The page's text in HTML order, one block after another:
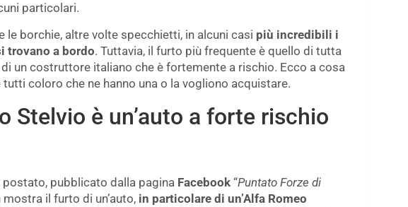
particolari.
le borchie, altre volte specchietti, in alcuni casi più incredibili i
trovano a bordo. Tuttavia, il furto più frequente è quello di tutta
di un costruttore italiano che è fortemente a rischio. Ecco a cosa
coloro che ne hanno una o la vogliono acquistare.
Stelvio è un’auto a forte rischio
pubblicato dalla pagina Facebook “Puntato Forze di
mostra il furto di un’auto, in particolare di un’Alfa Romeo